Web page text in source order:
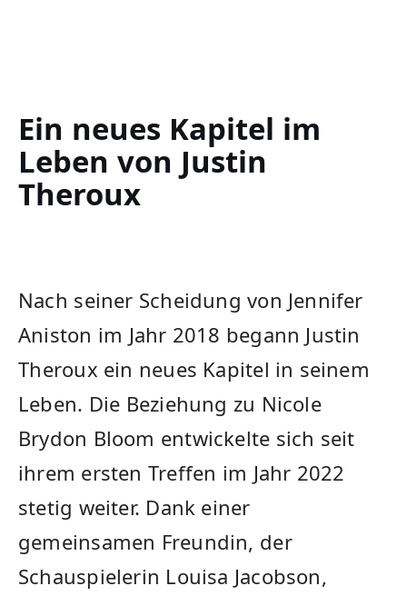
Ein neues Kapitel im
Leben von Justin
Theroux
Nach⁤ seiner Scheidung von Jennifer
Aniston ⁢im Jahr 2018 begann ‍Justin
⁢Theroux ein neues Kapitel‍ in seinem
Leben. Die ⁣Beziehung zu Nicole
Brydon Bloom entwickelte sich seit
ihrem ersten Treffen im ⁣Jahr⁢ 2022
stetig weiter. Dank ​einer
gemeinsamen Freundin, ⁤der
Schauspielerin‍ Louisa Jacobson,